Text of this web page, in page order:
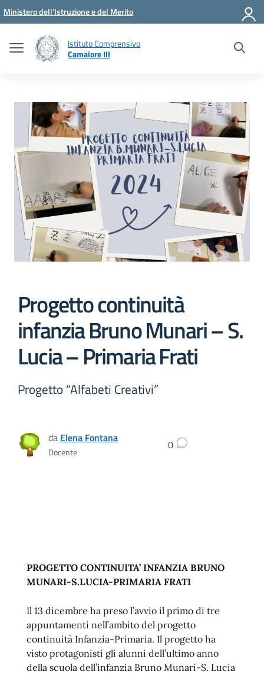
Vai ai contenuti
Vai al menu di navigazione
Vai al footer
Ministero dell'Istruzione e del Merito
Istituto Comprensivo
Camaiore III
Progetto continuità
infanzia Bruno Munari – S.
Lucia – Primaria Frati
Progetto “Alfabeti Creativi”
da Elena Fontana
Docente 0
PROGETTO CONTINUITA’ INFANZIA BRUNO
MUNARI-S.LUCIA-PRIMARIA FRATI
Il 13 dicembre ha preso l’avvio il primo di tre
appuntamenti nell’ambito del progetto
continuità Infanzia-Primaria. Il progetto ha
visto protagonisti gli alunni dell’ultimo anno
della scuola dell’infanzia Bruno Munari-S. Lucia